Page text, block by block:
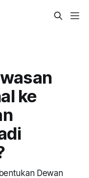
ke
Dewan